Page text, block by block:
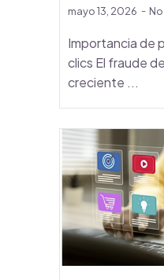
mayo 13, 2026
Importancia de
clics El fraude
creciente ...